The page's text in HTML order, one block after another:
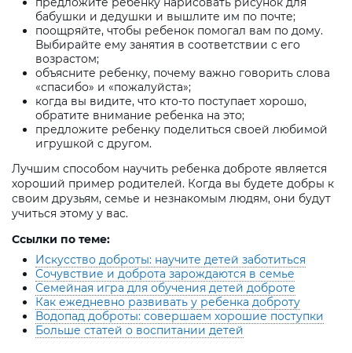
бабушки и дедушки и вышлите им по почте;
поощряйте, чтобы ребенок помогал вам по дому.
Выбирайте ему занятия в соответствии с его
возрастом;
объясните ребенку, почему важно говорить слова
«спасибо» и «пожалуйста»;
когда вы видите, что кто-то поступает хорошо,
обратите внимание ребенка на это;
предложите ребенку поделиться своей любимой
игрушкой с другом.
Лучшим способом научить ребенка доброте является
хороший пример родителей. Когда вы будете добры к
своим друзьям, семье и незнакомым людям, они будут
учиться этому у вас.
Ссылки по теме:
Искусство доброты: научите детей заботиться
Сочувствие и доброта зарождаются в семье
Семейная игра для обучения детей доброте
Как ежедневно развивать у ребенка доброту
Водопад доброты: совершаем хорошие поступки
Больше статей о воспитании детей